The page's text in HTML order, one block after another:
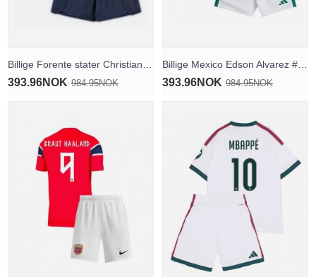
393.96NOK 984.95NOK 393.96NOK 984.95NOK